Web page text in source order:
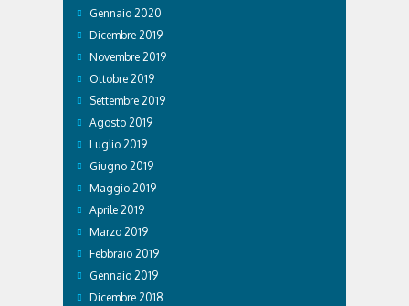
Gennaio 2020
Dicembre 2019
Novembre 2019
Ottobre 2019
Settembre 2019
Agosto 2019
Luglio 2019
Giugno 2019
Maggio 2019
Aprile 2019
Marzo 2019
Febbraio 2019
Gennaio 2019
Dicembre 2018